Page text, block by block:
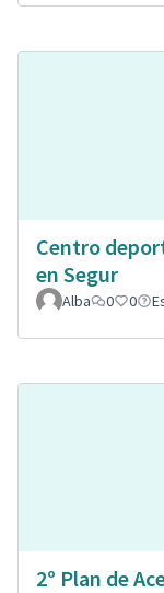
Centro
en Segur
Alba
0 0
2º Plan de